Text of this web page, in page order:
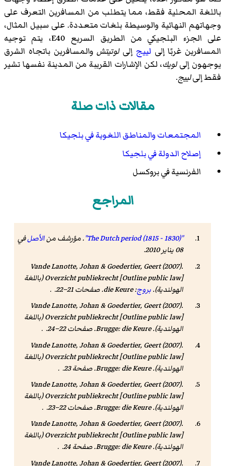
باللغة المحلية فقط، مما يتطلب من المسافرين التعرف على
وجهاتهم النهائية والوسيطة بلغات متعددة. على سبيل المثال،
على الجزء البلجيكي من الطريق السريع E40
، يتم توجيه
المسافرين غربًا إلى لييج إلىلوتيتشوالمسافرين باتجاه الشرق
يوجهون إلىلويك، لكن الإشارات القريبة من المدينة نفسها تشير
فقط إلىلييج.
مقالات ذات صلة
المجتمعات والمناطق اللغوية في بلجيكا
إصلاح الدولة في بلجيكا
الفرنسية في بروكسل
المراجع
"The Dutch period (1815 - 1830)" . مؤرشف منالأصلفي
08 يناير 2010
.
Vande Lanotte, Johan & Goedertier, Geert (2007).
Overzicht publiekrecht[Outline public law
] (باللغة
الهولندية).بروج: die Keure. صفحات 21–22. .
Vande Lanotte, Johan & Goedertier, Geert (2007).
Overzicht publiekrecht[Outline public law
] (باللغة
الهولندية). Brugge: die Keure. صفحات 22–24. .
Vande Lanotte, Johan & Goedertier, Geert (2007).
Overzicht publiekrecht[Outline public law
] (باللغة
الهولندية). Brugge: die Keure. صفحة 23. .
Vande Lanotte, Johan & Goedertier, Geert (2007).
Overzicht publiekrecht[Outline public law
] (باللغة
الهولندية). Brugge: die Keure. صفحات 22–23. .
Vande Lanotte, Johan & Goedertier, Geert (2007).
Overzicht publiekrecht[Outline public law
] (باللغة
الهولندية). Brugge: die Keure. صفحة 24. .
Vande Lanotte, Johan & Goedertier, Geert (2007).